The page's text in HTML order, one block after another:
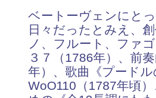
ベートーヴェンにと
日々だったとみえ、
ノ、フルート、ファ
３７（1786年）、前
年）、歌曲《プードル
WoO110（1787年頃